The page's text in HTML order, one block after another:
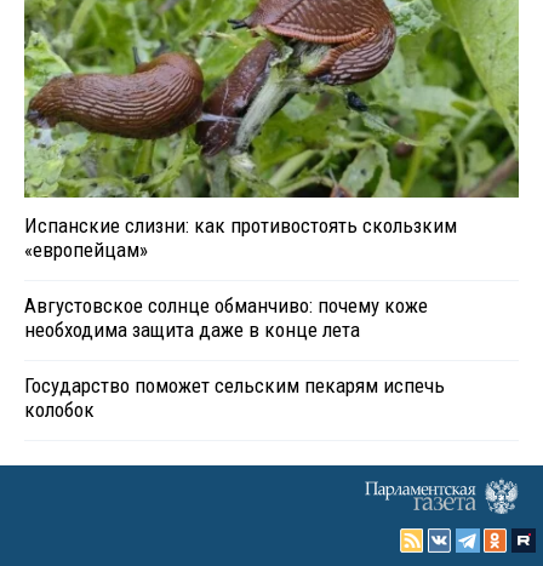
Испанские слизни: как противостоять скользким
«европейцам»
Августовское солнце обманчиво: почему коже
необходима защита даже в конце лета
Государство поможет сельским пекарям испечь
колобок